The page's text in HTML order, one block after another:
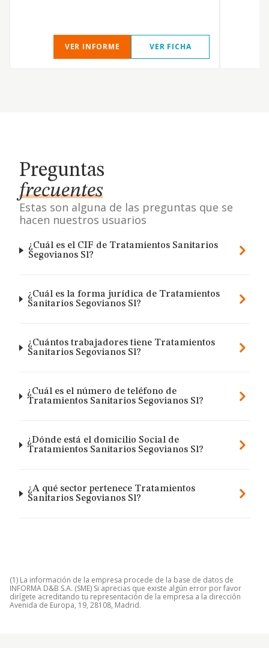
VER INFORME VER FICHA
Preguntas
frecuentes
Estas son alguna de las preguntas que se
hacen nuestros usuarios
¿Cuál es el CIF de Tratamientos Sanitarios
Segovianos Sl?
¿Cuál es la forma jurídica de Tratamientos
Sanitarios Segovianos Sl?
¿Cuántos trabajadores tiene Tratamientos
Sanitarios Segovianos Sl?
¿Cuál es el número de teléfono de
Tratamientos Sanitarios Segovianos Sl?
¿Dónde está el domicilio Social de
Tratamientos Sanitarios Segovianos Sl?
¿A qué sector pertenece Tratamientos
Sanitarios Segovianos Sl?
(1) La información de la empresa procede de la base de datos de
INFORMA D&B S.A. (SME) Si aprecias que existe algún error por favor
dirígete acreditando tu representación de la empresa a la dirección
Avenida de Europa, 19, 28108, Madrid.